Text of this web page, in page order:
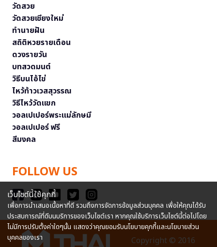
วัดสวย
วัดสวยเชียงใหม่
ทำนายฝัน
สถิติหวยรายเดือน
ดวงรายวัน
บทสวดมนต์
วิธีบนไอ้ไข่
ไหว้ท้าวเวสสุวรรณ
วิธีไหว้วัดแขก
วอลเปเปอร์พระแม่ลักษมี
วอลเปเปอร์ ฟรี
สีมงคล
FOLLOW US
Copyright © 2016
เว็บไซต์นี้ใช้คุกกี้
เพื่อการนำเสนอเนื้อหาที่ดี รวมถึงการจัดการข้อมูลส่วนบุคคล เพื่อให้คุณได้รับ
ประสบการณ์ที่ดีบนบริการของเว็บไซต์เรา หากคุณใช้บริการเว็บไซต์นี้ต่อไปโดย
ไม่มีการปรับตั้งค่าใดๆนั้น แสดงว่าคุณยอมรับนโยบายคุกกี้และนโยบายส่วน
บุคคลของเรา